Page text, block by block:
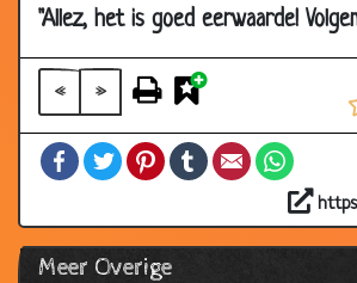
"Allez, het is goed eerwaarde!
« »
FacebookTwitterPinterestTumblrEmail
Meer Overige
16 Sep
2009
De overname
15 Sep
De weddenschap
11 Sep
Voor Kerst
2009